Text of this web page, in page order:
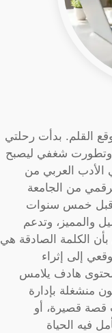
القلم. بدأت رحلتي
وتطورت شغفي ليصبح
العربي من
من الجامعة
قبل خمس سنوات
والمميز، وتدعم
الكلمة الصادقة هي
إلى إثراء
محتوى هادف يلامس
منشغلة بإدارة
قصة قصيرة، أو
فيه الحياة